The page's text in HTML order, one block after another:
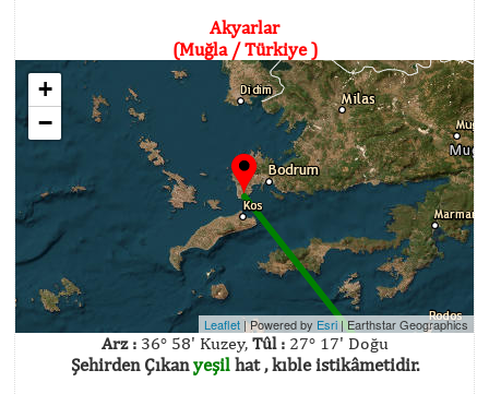
Akyarlar
(Muğla / Türkiye )
+
−
Leaflet| Powered by Esri |Earthstar Geographics
Arz :36° 58' Kuzey, Tûl :27° 17' Doğu
Şehirden Çıkanyeşilhat , kıble istikâmetidir.